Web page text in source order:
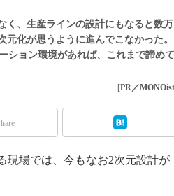
FRONTIER
WORLD
プンネット展
組み込み画像技術
組み込みモデリング
Windows Embedded
無償設計ツール
く、生産ラインの設計にもなると数万
化が思うように進んでこなかった。
ション環境があれば、これまで諦めて
[PR／MONOist
場では、今もなお2次元設計が